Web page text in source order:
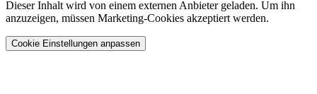
Dieser Inhalt wird von einem externen Anbieter geladen. Um ihn
anzuzeigen, müssen Marketing-Cookies akzeptiert werden.
Cookie Einstellungen anpassen